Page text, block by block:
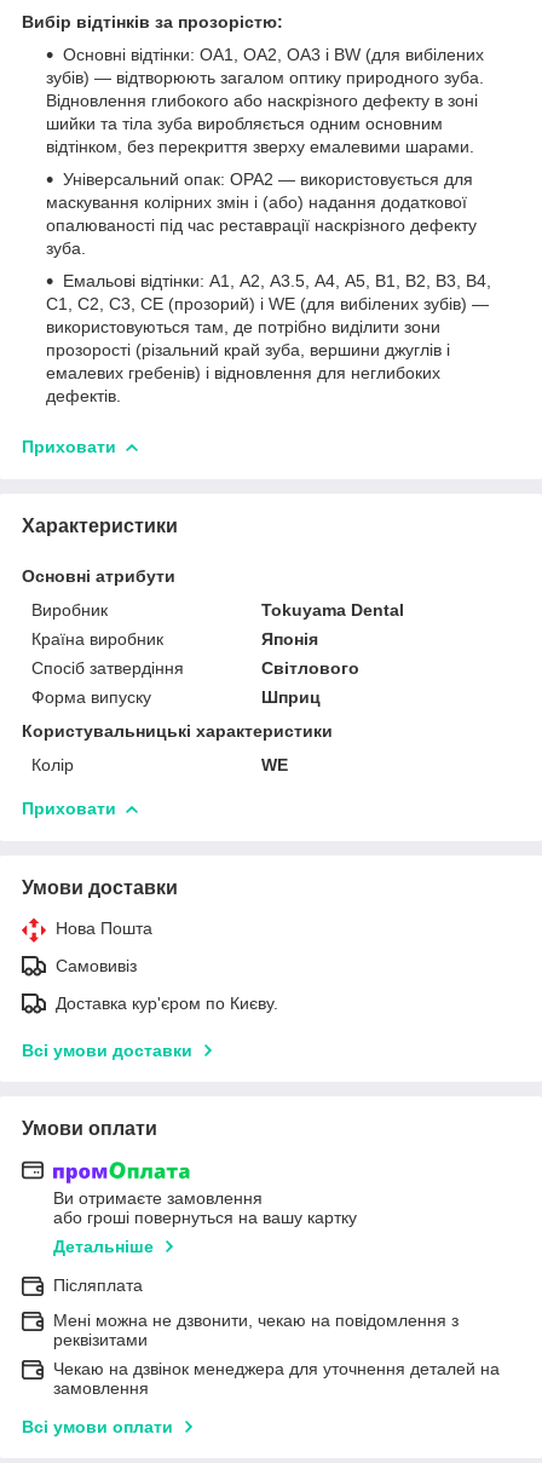
Вибір відтінків за прозорістю:
Основні відтінки: ОА1, ОА2, ОА3 і BW (для вибілених
зубів) — відтворюють загалом оптику природного зуба.
Відновлення глибокого або наскрізного дефекту в зоні
шийки та тіла зуба виробляється одним основним
відтінком, без перекриття зверху емалевими шарами.
Універсальний опак: ОРА2 — використовується для
маскування колірних змін і (або) надання додаткової
опалюваності під час реставрації наскрізного дефекту
зуба.
Емальові відтінки: А1, А2, А3.5, А4, А5, В1, В2, В3, В4,
С1, С2, С3, СЕ (прозорий) і WE (для вибілених зубів) —
використовуються там, де потрібно виділити зони
прозорості (різальний край зуба, вершини джуглів і
емалевих гребенів) і відновлення для неглибоких
дефектів.
Приховати
Характеристики
Основні атрибути
Виробник
Tokuyama Dental
Країна виробник
Японія
Спосіб затвердіння
Світлового
Форма випуску
Шприц
Користувальницькі характеристики
Колір
WE
Приховати
Умови доставки
Нова Пошта
Самовивіз
Доставка кур'єром по Києву.
Всі умови доставки
Умови оплати
Ви отримаєте замовлення
або гроші повернуться на вашу картку
Детальніше
Післяплата
Мені можна не дзвонити, чекаю на повідомлення з
реквізитами
Чекаю на дзвінок менеджера для уточнення деталей на
замовлення
Всі умови оплати